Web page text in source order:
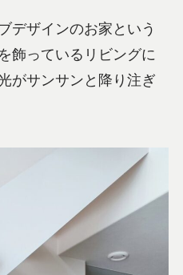
デザインのお家という
飾っているリビングに
がサンサンと降り注ぎ